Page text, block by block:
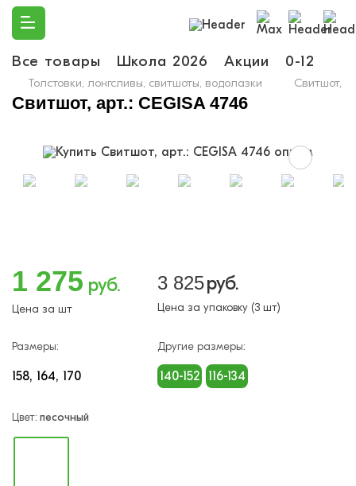
Все товары Школа 2026 Акции 0-12
Толстовки, лонгсливы, свитшоты, водолазки Свитшот,
Свитшот, арт.: CEGISA 4746
1 275 руб.
Цена за шт
3 825руб.
Цена за упаковку (3 шт)
Размеры:
158 164 170
Другие размеры:
140-152 116-134
Цвет: песочный